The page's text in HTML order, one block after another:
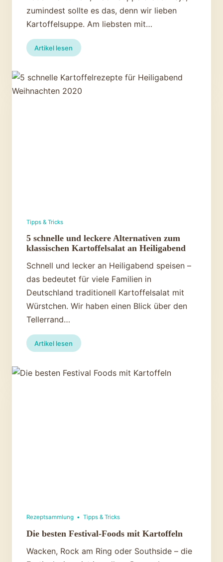
zumindest sollte es das, denn wir lieben
Kartoffelsuppe. Am liebsten mit…
Artikel lesen
Praktisches
Einmaleins
und
Tipps & Tricks
5 schnelle und leckere Alternativen zum
klassischen Kartoffelsalat an Heiligabend
Schnell und lecker an Heiligabend speisen –
das bedeutet für viele Familien in
Deutschland traditionell Kartoffelsalat mit
Würstchen. Wir haben einen Blick über den
Tellerrand…
Artikel lesen
5
und
Rezeptsammlung • Tipps & Tricks
Die besten Festival-Foods mit Kartoffeln
Wacken, Rock am Ring oder Southside – die